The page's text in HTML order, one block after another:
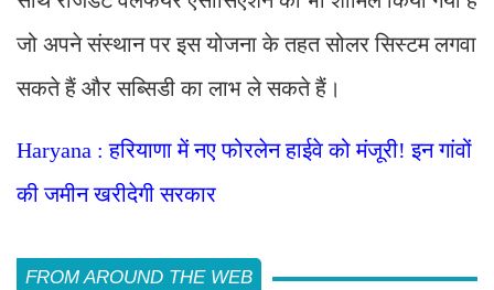
जो अपने संस्थान पर इस योजना के तहत सोलर सिस्टम लगवा
सकते हैं और सब्सिडी का लाभ ले सकते हैं।
Haryana : हरियाणा में नए फोरलेन हाईवे को मंजूरी! इन गांवों
की जमीन खरीदेगी सरकार
FROM AROUND THE WEB